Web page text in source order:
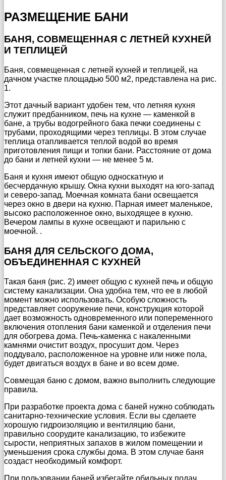
РАЗМЕЩЕНИЕ БАНИ
БАНЯ, СОВМЕЩЕННАЯ С ЛЕТНЕЙ КУХНЕЙ
И ТЕПЛИЦЕЙ
Баня, совмещенная с летней кухней и теплицей, на
дачном участке площадью 500 м2, представлена на рис.
1.
Этот дачный вариант удобен тем, что летняя кухня
служит предбанником, печь на кухне — каменкой в
бане, а трубы водогрейного бака печки соединены с
трубами, проходящими через теплицы. В этом случае
теплица отапливается теплой водой во время
приготовления пищи и топки бани. Расстояние от дома
до бани и летней кухни — не менее 5 м.
Баня и кухня имеют общую односкатную и
бесчердачную крышу. Окна кухни выходят на юго-запад
и северо-запад. Моечная комната бани освещается
через окно в двери на кухню. Парная имеет маленькое,
высоко расположенное окно, выходящее в кухню.
Вечером лампы в кухне освещают и парильню с
моечной. .
БАНЯ ДЛЯ СЕЛЬСКОГО ДОМА,
ОБЪЕДИНЕННАЯ С КУХНЕЙ
Такая баня (рис. 2) имеет общую с кухней печь и общую
систему канализации. Она удобна тем, что ее в любой
момент можно использовать. Особую сложность
представляет сооружение печи, конструкция которой
дает возможность одновременного или попеременного
включения отопления бани каменкой и отделения печи
для обогрева дома. Печь-каменка с накаленными
камнями очистит воздух, просушит дом. Через
поддувало, расположенное на уровне или ниже пола,
будет двигаться воздух в бане и во всем доме.
Совмещая баню с домом, важно выполнить следующие
правила.
При разработке проекта дома с баней нужно соблюдать
санитарно-технические условия. Если вы сделаете
хорошую гидроизоляцию и вентиляцию бани,
правильно соорудите канализацию, то избежите
сырости, неприятных запахов в жилом помещении и
уменьшения срока службы дома. В этом случае баня
создаст необходимый комфорт.
При пользовании баней избегайте обильных подач